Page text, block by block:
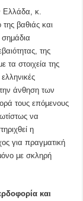
Ελλάδα, κ.
βαθιάς και
της
τα στοιχεία της
την άνθηση των
τους επόμενους
να
η
για πραγματική
με σκληρή
και